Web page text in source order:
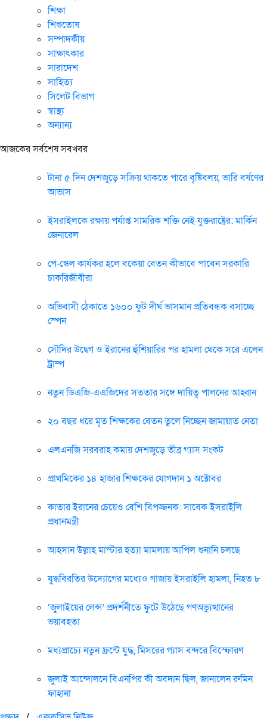
শিক্ষা
শিশুতোষ
সম্পাদকীয়
সাক্ষাৎকার
সারাদেশ
সাহিত্য
সিলেট বিভাগ
স্বাস্থ্য
অন্যান্য
আজকের সর্বশেষ সবখবর
টানা ৫ দিন দেশজুড়ে সক্রিয় থাকতে পারে বৃষ্টিবলয়, ভারি বর্ষণের
আভাস
ইসরাইলকে রক্ষায় পর্যাপ্ত সামরিক শক্তি নেই যুক্তরাষ্ট্রের: মার্কিন
জেনারেল
পে-স্কেল কার্যকর হলে বকেয়া বেতন কীভাবে পাবেন সরকারি
চাকরিজীবীরা
অভিবাসী ঠেকাতে ১৬০০ ফুট দীর্ঘ ভাসমান প্রতিবন্ধক বসাচ্ছে
স্পেন
সৌদির উদ্বেগ ও ইরানের হুঁশিয়ারির পর হামলা থেকে সরে এলেন
ট্রাম্প
নতুন ডিএজি-এএজিদের সততার সঙ্গে দায়িত্ব পালনের আহ্বান
২০ বছর ধরে মৃত শিক্ষকের বেতন তুলে নিচ্ছেন জামায়াত নেতা
এলএনজি সরবরাহ কমায় দেশজুড়ে তীব্র গ্যাস সংকট
প্রাথমিকের ১৪ হাজার শিক্ষকের যোগদান ১ অক্টোবর
কাতার ইরানের চেয়েও বেশি বিপজ্জনক: সাবেক ইসরাইলি
প্রধানমন্ত্রী
আহসান উল্লাহ মাস্টার হত্যা মামলায় আপিল শুনানি চলছে
যুদ্ধবিরতির উদ্যোগের মধ্যেও গাজায় ইসরাইলি হামলা, নিহত ৮
‘জুলাইয়ের লেন্স’ প্রদর্শনীতে ফুটে উঠেছে গণঅভ্যুত্থানের
ভয়াবহতা
মধ্যপ্রাচ্যে নতুন ফ্রন্টে যুদ্ধ, মিসরের গ্যাস বন্দরে বিস্ফোরণ
জুলাই আন্দোলনে বিএনপির কী অবদান ছিল, জানালেন রুমিন
ফাহানা